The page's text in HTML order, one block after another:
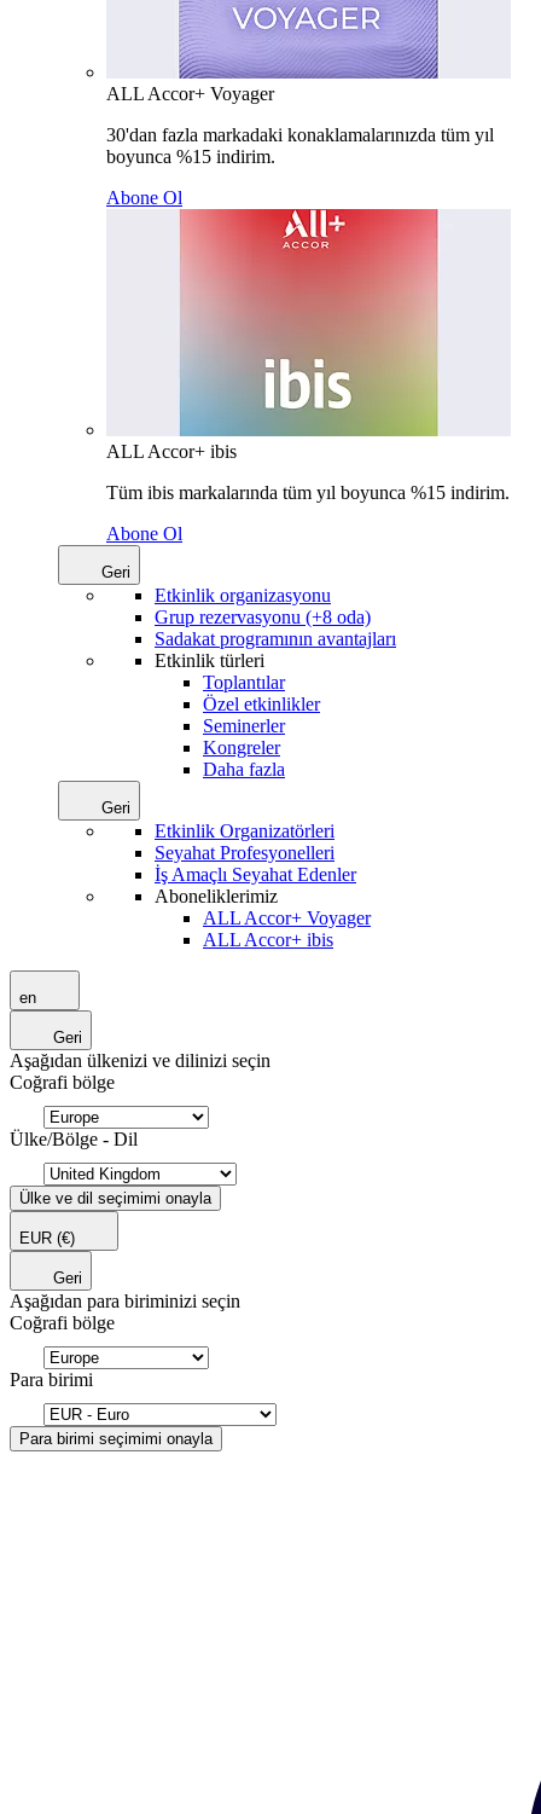
ALL Accor+ Voyager
30'dan fazla markadaki konaklamalarınızda tüm yıl
boyunca %15 indirim.
Abone Ol
ALL Accor+ ibis
Tüm ibis markalarında tüm yıl boyunca %15 indirim.
Abone Ol
Geri
Etkinlik organizasyonu
Grup rezervasyonu (+8 oda)
Sadakat programının avantajları
Etkinlik türleri
Toplantılar
Özel etkinlikler
Seminerler
Kongreler
Daha fazla
Geri
Etkinlik Organizatörleri
Seyahat Profesyonelleri
İş Amaçlı Seyahat Edenler
Aboneliklerimiz
ALL Accor+ Voyager
ALL Accor+ ibis
en
Geri
Aşağıdan ülkenizi ve dilinizi seçin
Coğrafi bölge
Ülke/Bölge - Dil
Ülke ve dil seçimimi onayla
EUR (€)
Geri
Aşağıdan para biriminizi seçin
Coğrafi bölge
Para birimi
Para birimi seçimimi onayla